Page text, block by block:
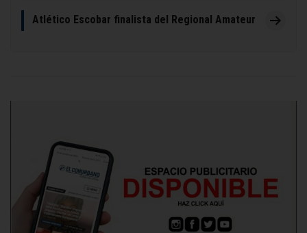
Atlético Escobar finalista del Regional Amateur